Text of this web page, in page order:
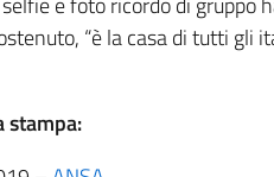
“è la casa di tutti gli
stampa: